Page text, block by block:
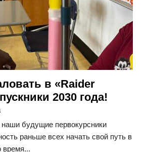
в «Raider
2030 года!
наши будущие первокурсники
раньше всех начать свой путь в
время...